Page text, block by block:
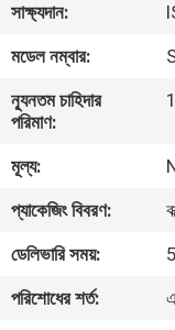
কারখানা
ভ্রমণ
নিয়ন্ত্রণ
যোগাযোগ
করুন
সাক্ষ্যদান:
মডেল নম্বার:
ন্যূনতম চাহিদার
পরিমাণ:
মূল্য:
প্যাকেজিং বিবরণ:
ডেলিভারি সময়:
পরিশোধের শর্ত: